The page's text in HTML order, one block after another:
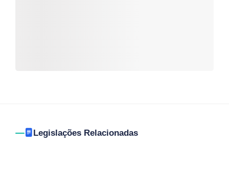
Legislações Relacionadas